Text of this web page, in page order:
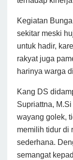
Kegiatan
sekitar meski
untuk hadir,
rakyat juga
harinya warga
Kang DS
Supriattna,
wayang golek,
memilih tidur di
sederhana.
semangat